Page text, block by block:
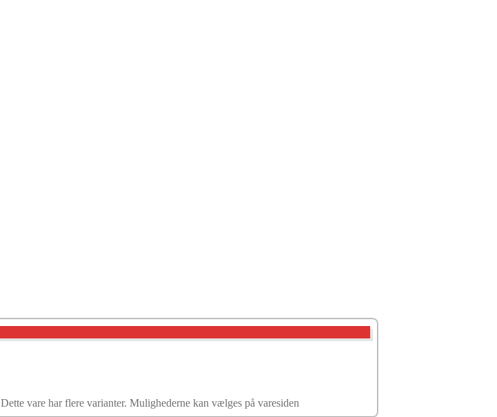
Dette vare har flere varianter. Mulighederne kan vælges på varesiden